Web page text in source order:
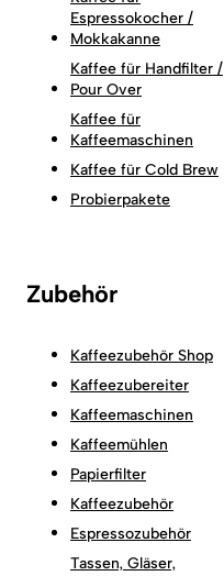
Espressokocher /
Mokkakanne
Kaffee für Handfilter /
Pour Over
Kaffee für
Kaffeemaschinen
Kaffee für Cold Brew
Probierpakete
Zubehör
Kaffeezubehör Shop
Kaffeezubereiter
Kaffeemaschinen
Kaffeemühlen
Papierfilter
Kaffeezubehör
Espressozubehör
Tassen, Gläser,